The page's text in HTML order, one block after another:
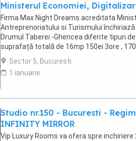
Ministerul Economiei,
Firma Max Night Dreams acreditata
Antreprenoriatului si Turismului
Drumul Taberei -Ghencea diferite tipuri
suprafață totală de 16mp 150ei 3ore ,
suprafață totală de ...
Sector 5, Bucuresti
1 ianuarie
Studio nr.150 - Bucuresti -
INFINITY MIRROR
Vip Luxury Rooms va ofera spre inchiriere